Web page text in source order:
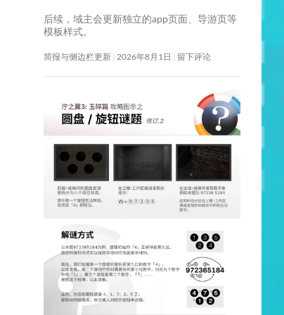
后续，域主会更新独立的app页面、导游页等
模板样式。
简报与侧边栏更新 2026年8月1日 留下评论